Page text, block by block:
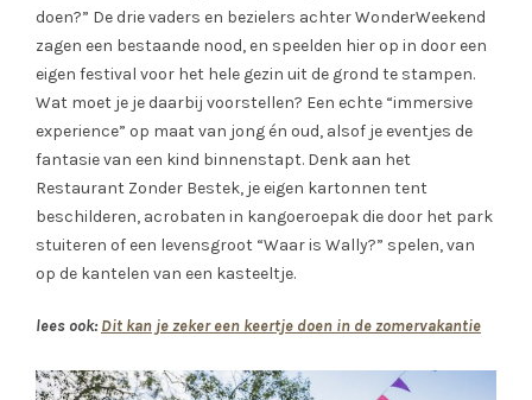
doen?” De drie vaders en bezielers achter WonderWeekend
zagen een bestaande nood, en speelden hier op in door een
eigen festival voor het hele gezin uit de grond te stampen.
Wat moet je je daarbij voorstellen? Een echte “immersive
experience” op maat van jong én oud, alsof je eventjes de
fantasie van een kind binnenstapt. Denk aan het
Restaurant Zonder Bestek, je eigen kartonnen tent
beschilderen, acrobaten in kangoeroepak die door het park
stuiteren of een levensgroot “Waar is Wally?” spelen, van
op de kantelen van een kasteeltje.
lees ook:Dit kan je zeker een keertje doen in de zomervakantie